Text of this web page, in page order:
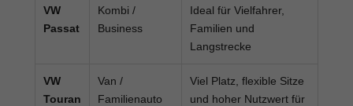
VW
Passat
Kombi /
Business
Ideal für Vielfahrer,
Familien und
Langstrecke
VW
Touran
Van /
Familienauto
Viel Platz, flexible Sitze
und hoher Nutzwert für